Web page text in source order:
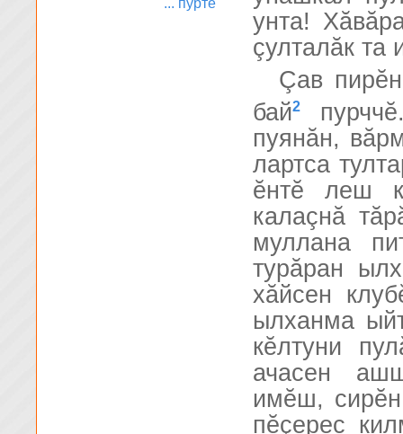
унта!
çулталăк та
Çав
бай2
пуянăн,
лартса
ĕнтĕ леш
калаçнă
муллана
турăран
хăйсен
ылханма
кĕлтуни
ачасен
имĕш, сирĕн
пĕçерес